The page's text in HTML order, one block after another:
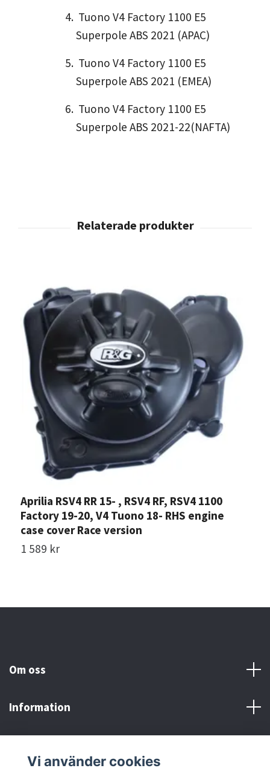
Tuono V4 Factory 1100 E5
Superpole ABS 2021 (APAC)
Tuono V4 Factory 1100 E5
Superpole ABS 2021 (EMEA)
Tuono V4 Factory 1100 E5
Superpole ABS 2021-22(NAFTA)
Aprilia RSV4 RR 15- , RSV4 RF, RSV4 1100
Factory 19-20, V4 Tuono 18- RHS engine
case cover Race version
1 589 kr
Om oss
Information
Vi använder cookies